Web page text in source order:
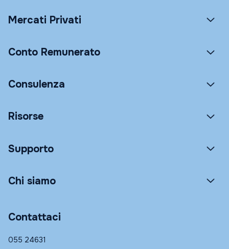
Mercati Privati
Conto Remunerato
Consulenza
Risorse
Supporto
Chi siamo
Contattaci
055 24631